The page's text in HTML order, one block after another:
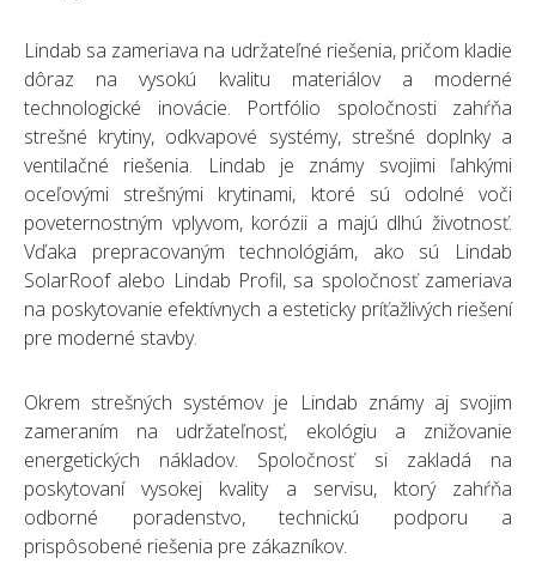
Lindab sa zameriava na udržateľné riešenia, pričom kladie
dôraz na vysokú kvalitu materiálov a moderné
technologické inovácie. Portfólio spoločnosti zahŕňa
strešné krytiny, odkvapové systémy, strešné doplnky a
ventilačné riešenia. Lindab je známy svojimi ľahkými
oceľovými strešnými krytinami, ktoré sú odolné voči
poveternostným vplyvom, korózii a majú dlhú životnosť.
Vďaka prepracovaným technológiám, ako sú Lindab
SolarRoof alebo Lindab Profil, sa spoločnosť zameriava
na poskytovanie efektívnych a esteticky príťažlivých riešení
pre moderné stavby.
Okrem strešných systémov je Lindab známy aj svojim
zameraním na udržateľnosť, ekológiu a znižovanie
energetických nákladov. Spoločnosť si zakladá na
poskytovaní vysokej kvality a servisu, ktorý zahŕňa
odborné poradenstvo, technickú podporu a
prispôsobené riešenia pre zákazníkov.